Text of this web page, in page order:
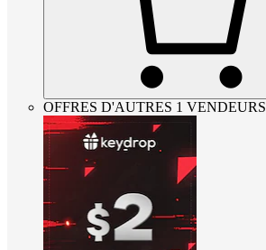
OFFRES D'AUTRES 1 VENDEURS